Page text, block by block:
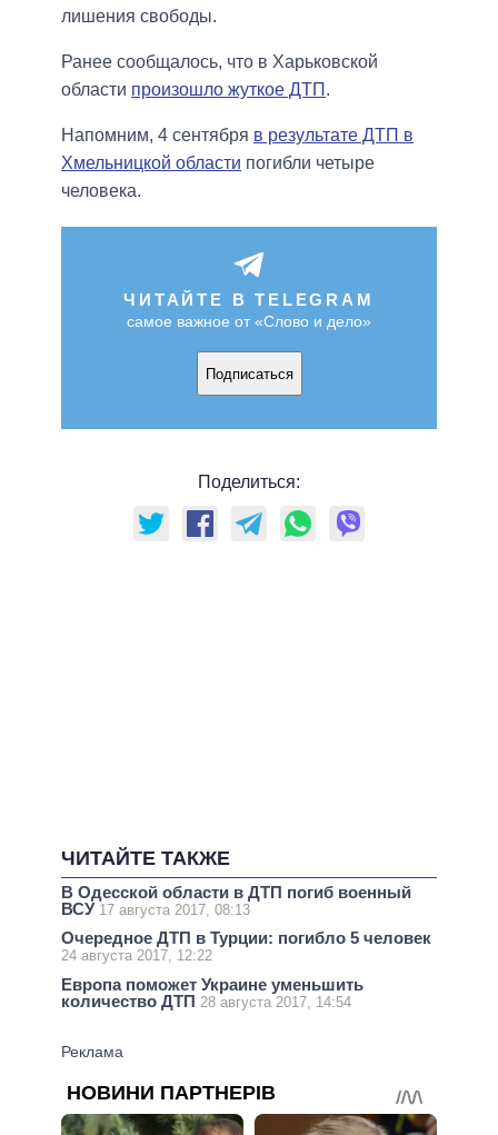
лишения свободы.
Ранее сообщалось, что в Харьковской
области произошло жуткое ДТП .
Напомним, 4 сентября в результате ДТП в
Хмельницкой области погибли четыре
человека.
ЧИТАЙТЕ В TELEGRAM
самое важное от «Слово и дело»
Подписаться
Поделиться:
ЧИТАЙТЕ ТАКЖЕ
В Одесской области в ДТП погиб военный
ВСУ 17 августа 2017, 08:13
Очередное ДТП в Турции: погибло 5 человек
24 августа 2017, 12:22
Европа поможет Украине уменьшить
количество ДТП 28 августа 2017, 14:54